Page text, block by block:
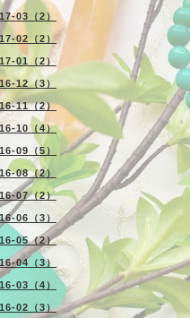
03（2）
02（2）
01（2）
12（3）
11（2）
10（4）
09（5）
08（2）
07（2）
06（3）
05（2）
04（3）
03（4）
02（3）